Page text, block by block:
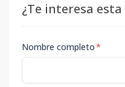
¿Te interesa
Nombre completo*